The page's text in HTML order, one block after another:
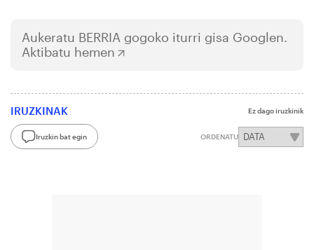
Aukeratu BERRIA gogoko iturri gisa Googlen.
Aktibatu hemen
IRUZKINAK Ez dago iruzkinik
Iruzkin bat egin ORDENATU